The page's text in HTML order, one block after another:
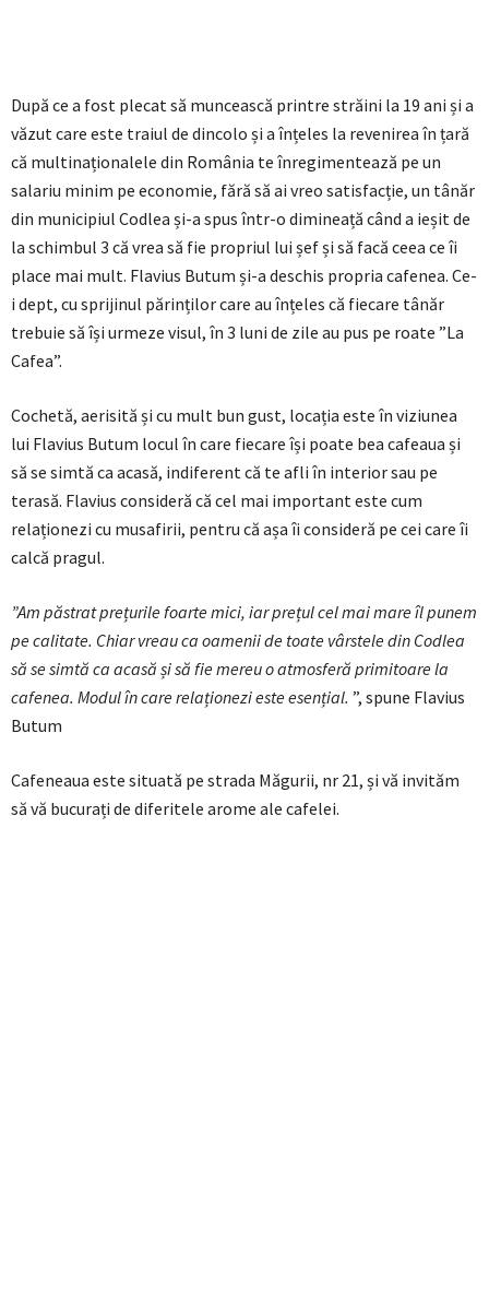
După ce a fost plecat să muncească printre străini la 19 ani și a
văzut care este traiul de dincolo și a înțeles la revenirea în țară
că multinaționalele din România te înregimentează pe un
salariu minim pe economie, fără să ai vreo satisfacție, un tânăr
din municipiul Codlea și-a spus într-o dimineață când a ieșit de
la schimbul 3 că vrea să fie propriul lui șef și să facă ceea ce îi
place mai mult. Flavius Butum și-a deschis propria cafenea. Ce-
i dept, cu sprijinul părinților care au înțeles că fiecare tânăr
trebuie să își urmeze visul, în 3 luni de zile au pus pe roate ”La
Cafea”.
Cochetă, aerisită și cu mult bun gust, locația este în viziunea
lui Flavius Butum locul în care fiecare își poate bea cafeaua și
să se simtă ca acasă, indiferent că te afli în interior sau pe
terasă. Flavius consideră că cel mai important este cum
relaționezi cu musafirii, pentru că așa îi consideră pe cei care îi
calcă pragul.
”Am păstrat prețurile foarte mici, iar prețul cel mai mare îl punem
pe calitate. Chiar vreau ca oamenii de toate vârstele din Codlea
să se simtă ca acasă și să fie mereu o atmosferă primitoare la
cafenea. Modul în care relaționezi este esențial. ”, spune Flavius
Butum
Cafeneaua este situată pe strada Măgurii, nr 21, și vă invităm
să vă bucurați de diferitele arome ale cafelei.